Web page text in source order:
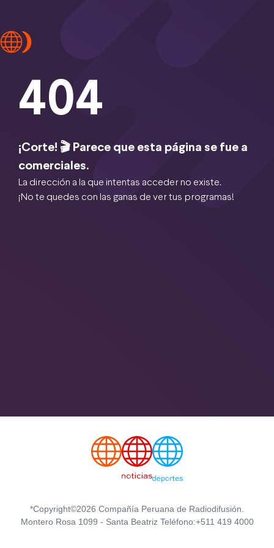
404
¡Corte! 🎬 Parece que esta página se fue a
comerciales.
La dirección a la que intentas acceder no existe.
¡No te quedes con las ganas de ver tus programas!
*Copyright©2026 Compañía Peruana de Radiodifusión.
Montero Rosa 1099 - Santa Beatriz Teléfono:+511 419 4000